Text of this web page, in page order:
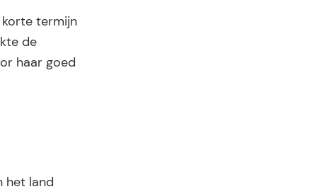
korte termijn
de
haar goed
het land